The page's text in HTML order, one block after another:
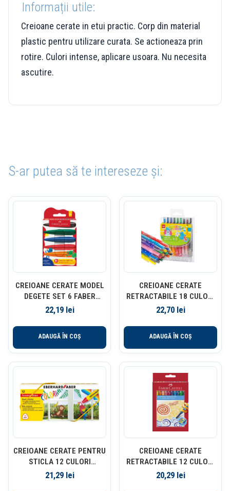
Informații utile:
Creioane cerate in etui practic. Corp din material
plastic pentru utilizare curata. Se actioneaza prin
rotire. Culori intense, aplicare usoara. Nu necesita
ascutire.
S-ar putea să te intereseze și:
CREIOANE CERATE MODEL
DEGETE SET 6 FABER
CASTELL
22,19 lei
ADAUGĂ ÎN COȘ
CREIOANE CERATE
RETRACTABILE 18 CULORI
DELI
22,70 lei
ADAUGĂ ÎN COȘ
CREIOANE CERATE PENTRU
STICLA 12 CULORI
EBERHARD FABER
21,29 lei
CREIOANE CERATE
RETRACTABILE 12 CULORI
FABER-CASTELL
20,29 lei